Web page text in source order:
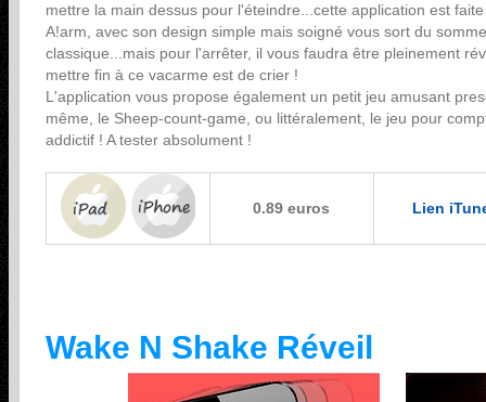
mettre la main dessus pour l'éteindre...cette application est
A!arm, avec son design simple mais soigné vous sort du
classique...mais pour l'arrêter, il vous faudra être pleinement
mettre fin à ce vacarme est de crier !
L'application vous propose également un petit jeu amusant
même, le Sheep-count-game, ou littéralement, le jeu pour
addictif ! A tester absolument !
0.89 euros Lien
Wake N Shake Réveil